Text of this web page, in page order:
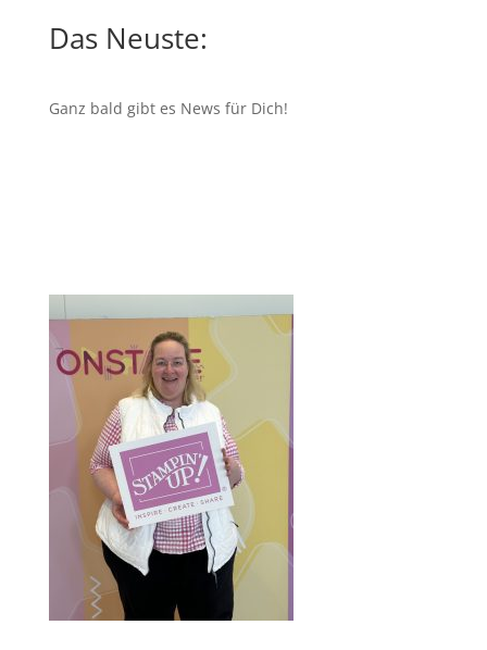
Das Neuste:
Ganz bald gibt es News für Dich!